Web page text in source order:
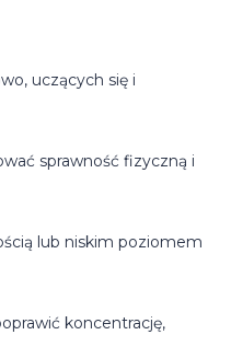
uczących się i
sprawność fizyczną i
lub niskim poziomem
koncentrację,